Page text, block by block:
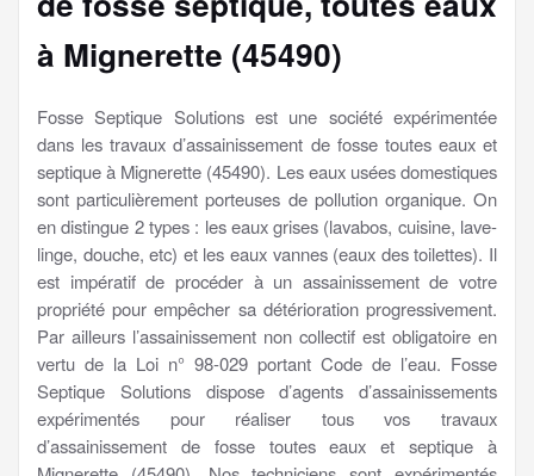
à Mignerette (45490)
Fosse Septique Solutions est une société expérimentée
dans les travaux d’assainissement de fosse toutes eaux et
septique à Mignerette (45490). Les eaux usées domestiques
sont particulièrement porteuses de pollution organique. On
en distingue 2 types : les eaux grises (lavabos, cuisine, lave-
linge, douche, etc) et les eaux vannes (eaux des toilettes). Il
est impératif de procéder à un assainissement de votre
propriété pour empêcher sa détérioration progressivement.
Par ailleurs l’assainissement non collectif est obligatoire en
vertu de la Loi n° 98-029 portant Code de l’eau. Fosse
Septique Solutions dispose d’agents d’assainissements
expérimentés pour réaliser tous vos travaux
d’assainissement de fosse toutes eaux et septique à